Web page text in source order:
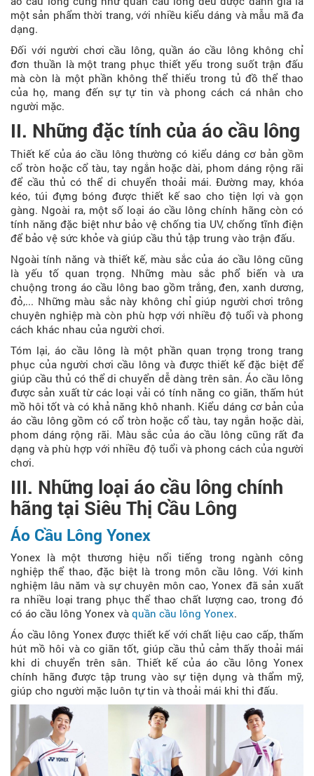
một sản phẩm thời trang, với nhiều kiểu dáng và mẫu mã đa
dạng.
Đối với người chơi cầu lông, quần áo cầu lông không chỉ
đơn thuần là một trang phục thiết yếu trong suốt trận đấu
mà còn là một phần không thể thiếu trong tủ đồ thể thao
của họ, mang đến sự tự tin và phong cách cá nhân cho
người mặc.
II. Những đặc tính của áo cầu lông
Thiết kế của áo cầu lông thường có kiểu dáng cơ bản gồm
cổ tròn hoặc cổ tàu, tay ngắn hoặc dài, phom dáng rộng rãi
để cầu thủ có thể di chuyển thoải mái. Đường may, khóa
kéo, túi đựng bóng được thiết kế sao cho tiện lợi và gọn
gàng. Ngoài ra, một số loại áo cầu lông chính hãng còn có
tính năng đặc biệt như bảo vệ chống tia UV, chống tĩnh điện
để bảo vệ sức khỏe và giúp cầu thủ tập trung vào trận đấu.
Ngoài tính năng và thiết kế, màu sắc của áo cầu lông cũng
là yếu tố quan trọng. Những màu sắc phổ biến và ưa
chuộng trong áo cầu lông bao gồm trắng, đen, xanh dương,
đỏ,... Những màu sắc này không chỉ giúp người chơi trông
chuyên nghiệp mà còn phù hợp với nhiều độ tuổi và phong
cách khác nhau của người chơi.
Tóm lại, áo cầu lông là một phần quan trọng trong trang
phục của người chơi cầu lông và được thiết kế đặc biệt để
giúp cầu thủ có thể di chuyển dễ dàng trên sân. Áo cầu lông
được sản xuất từ các loại vải có tính năng co giãn, thấm hút
mồ hôi tốt và có khả năng khô nhanh. Kiểu dáng cơ bản của
áo cầu lông gồm có cổ tròn hoặc cổ tàu, tay ngắn hoặc dài,
phom dáng rộng rãi. Màu sắc của áo cầu lông cũng rất đa
dạng và phù hợp với nhiều độ tuổi và phong cách của người
chơi.
III. Những loại áo cầu lông chính
hãng tại Siêu Thị Cầu Lông
Áo Cầu Lông Yonex
Yonex là một thương hiệu nổi tiếng trong ngành công
nghiệp thể thao, đặc biệt là trong môn cầu lông. Với kinh
nghiệm lâu năm và sự chuyên môn cao, Yonex đã sản xuất
ra nhiều loại trang phục thể thao chất lượng cao, trong đó
có áo cầu lông Yonex và quần cầu lông Yonex.
Áo cầu lông Yonex được thiết kế với chất liệu cao cấp, thấm
hút mồ hôi và co giãn tốt, giúp cầu thủ cảm thấy thoải mái
khi di chuyển trên sân. Thiết kế của áo cầu lông Yonex
chính hãng được tập trung vào sự tiện dụng và thẩm mỹ,
giúp cho người mặc luôn tự tin và thoải mái khi thi đấu.